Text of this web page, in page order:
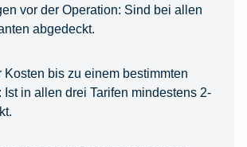
vor der Operation: Sind bei allen
abgedeckt.
Kosten bis zu einem bestimmten
Ist in allen drei Tarifen mindestens 2-